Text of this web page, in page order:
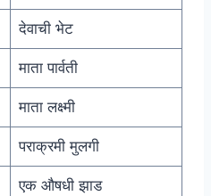
देवाची भेट
माता पार्वती
माता लक्ष्मी
पराक्रमी मुलगी
एक औषधी झाड